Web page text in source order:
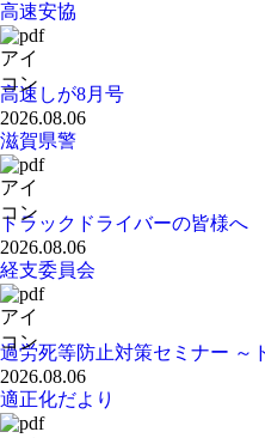
高速安協
高速しが8月号
2026.08.06
滋賀県警
トラックドライバーの皆様へ
2026.08.06
経支委員会
過労死等防止対策セミナー ～
2026.08.06
適正化だより